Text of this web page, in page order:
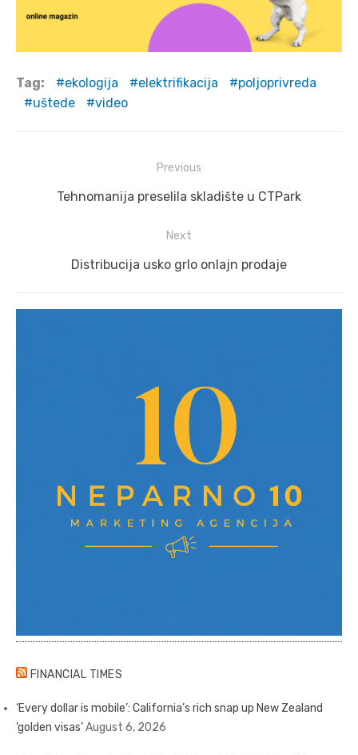
Tag: ekologija elektrifikacija
poljoprivreda
uštede
video
navigation
Previous
Previous
Tehnomanija preselila skladište u CTPark
Next
Next
Distribucija usko grlo onlajn prodaje
FINANCIAL TIMES
‘Every dollar is mobile’: California’s rich snap up New Zealand
‘golden visas’August 6, 2026